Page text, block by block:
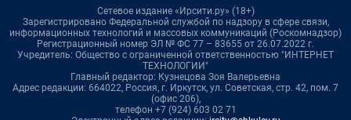
Сетевое издание «Ирсити.ру» (18+)
Зарегистрировано Федеральной службой по надзору в сфере связи,
информационных технологий и массовых коммуникаций (Роскомнадзор)
Регистрационный номер ЭЛ № ФС 77 – 83655 от 26.07.2022 г.
Учредитель: Общество с ограниченной ответственностью "ИНТЕРНЕТ
ТЕХНОЛОГИИ"
Главный редактор: Кузнецова Зоя Валерьевна
Адрес редакции: 664022, Россия, г. Иркутск, ул. Советская, стр. 42, пом. 7
(офис 206),
телефон +7 (924) 603 02 71